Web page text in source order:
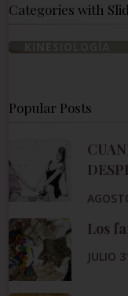
Categories with
Popular Posts
Los
JULIO